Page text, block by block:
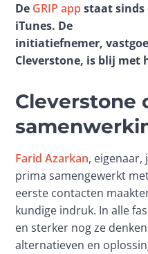
De GRIP app staat sinds
iTunes. De
initiatiefnemer,
Cleverstone, is blij met
Cleverstone
Farid Azarkan, eigenaar,
prima samengewerkt
eerste contacten
kundige indruk. In alle
en sterker nog ze
alternatieven en